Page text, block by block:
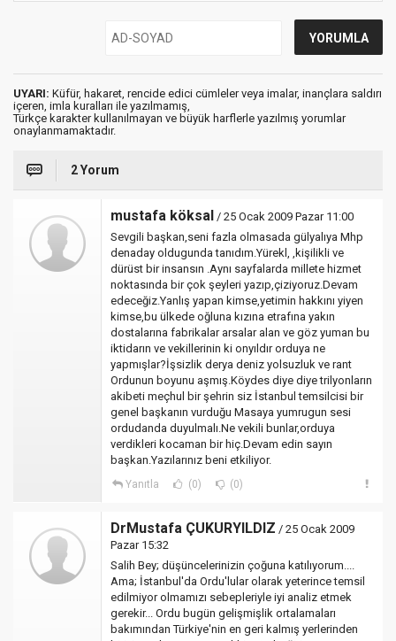
UYARI: Küfür, hakaret, rencide edici cümleler veya imalar, inançlara saldırı
içeren, imla kuralları ile yazılmamış,
Türkçe karakter kullanılmayan ve büyük harflerle yazılmış yorumlar
onaylanmamaktadır.
2 Yorum
mustafa köksal / 25 Ocak 2009 Pazar 11:00
Sevgili başkan,seni fazla olmasada gülyalıya Mhp
denaday oldugunda tanıdım.Yürekl, ,kişilikli ve
dürüst bir insansın .Aynı sayfalarda millete hizmet
noktasında bir çok şeyleri yazıp,çiziyoruz.Devam
edeceğiz.Yanlış yapan kimse,yetimin hakkını yiyen
kimse,bu ülkede oğluna kızına etrafına yakın
dostalarına fabrikalar arsalar alan ve göz yuman bu
iktidarın ve vekillerinin ki onyıldır orduya ne
yapmışlar?İşsizlik derya deniz yolsuzluk ve rant
Ordunun boyunu aşmış.Köydes diye diye trilyonların
akibeti meçhul bir şehrin siz İstanbul temsilcisi bir
genel başkanın vurduğu Masaya yumrugun sesi
ordudanda duyulmalı.Ne vekili bunlar,orduya
verdikleri kocaman bir hiç.Devam edin sayın
başkan.Yazılarınız beni etkiliyor.
Yanıtla (0) (0)
DrMustafa ÇUKURYILDIZ / 25 Ocak 2009
Pazar 15:32
Salih Bey; düşüncelerinizin çoğuna katılıyorum....
Ama; İstanbul'da Ordu'lular olarak yeterince temsil
edilmiyor olmamızı sebepleriyle iyi analiz etmek
gerekir... Ordu bugün gelişmişlik ortalamaları
bakımından Türkiye'nin en geri kalmış yerlerinden